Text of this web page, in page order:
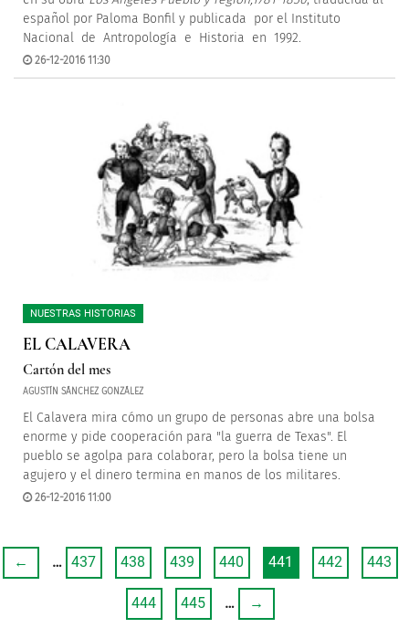
español por Paloma Bonfil y publicada por el Instituto
Nacional de Antropología e Historia en 1992.
26-12-2016 11:30
NUESTRAS HISTORIAS
EL CALAVERA
Cartón del mes
AGUSTÍN SÁNCHEZ GONZÁLEZ
El Calavera mira cómo un grupo de personas abre una bolsa
enorme y pide cooperación para "la guerra de Texas". El
pueblo se agolpa para colaborar, pero la bolsa tiene un
agujero y el dinero termina en manos de los militares.
26-12-2016 11:00
← … 437 438 439 440 441 442 443
444 445 … →